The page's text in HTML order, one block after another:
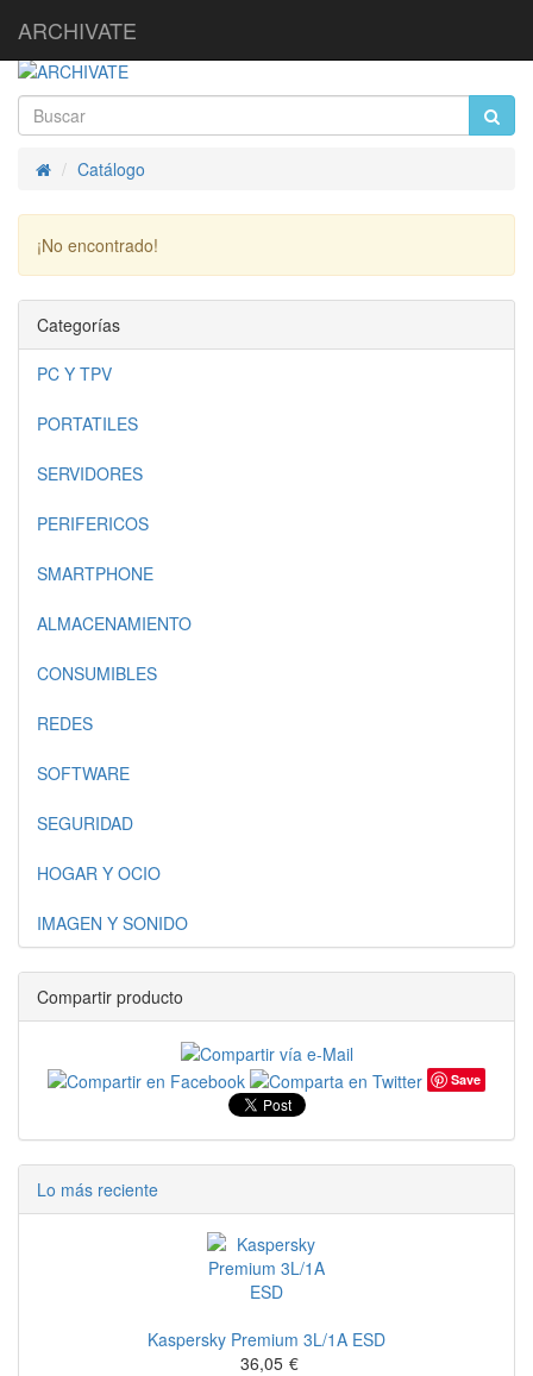
ARCHIVATE
InicioCatálogo
¡No encontrado!
Categorías
PC Y TPV
PORTATILES
SERVIDORES
PERIFERICOS
SMARTPHONE
ALMACENAMIENTO
CONSUMIBLES
REDES
SOFTWARE
SEGURIDAD
HOGAR Y OCIO
IMAGEN Y SONIDO
Compartir producto
Save
Lo más reciente
Kaspersky Premium 3L/1A ESD
36,05 €